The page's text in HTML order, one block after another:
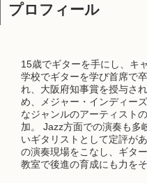
プロフィール
15歳でギターを手にし、キ
学校でギターを学び首席で
れ、大阪府知事賞を授与さ
め、メジャー・インディー
なジャンルのアーティスト
加。 Jazz方面での演奏も多
いギタリストとして定評が
の演奏現場をこなし、ギタ
教室で後進の育成にも力をそ